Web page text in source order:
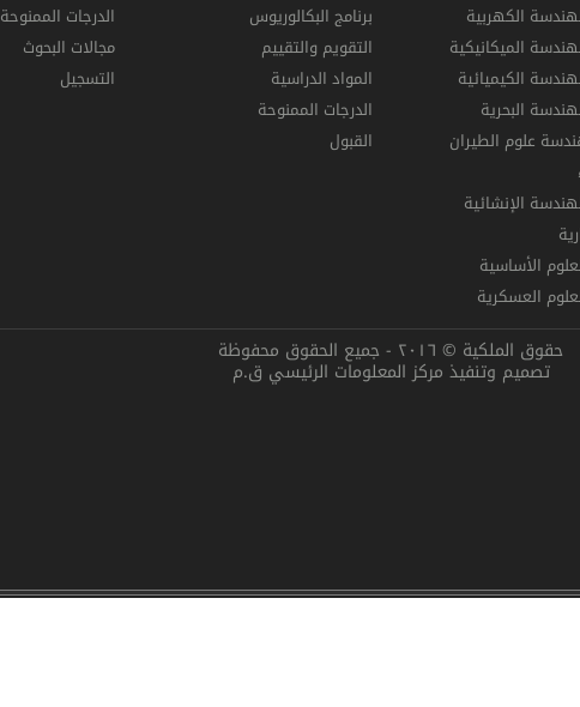
الكهربية
الميكانيكية
الكيميائية
البحرية
علوم الطيران
الإنشائية
الأساسية
العسكرية
برنامج البكالوريوس
التقويم والتقييم
المواد الدراسية
الدرجات الممنوحة
القبول
الدرجات الممنوحة
مجالات البحوث
التسجيل
حقوق الملكية © ٢٠١٦ - جميع الحقوق محفوظة
تصميم وتنفيذ مركز المعلومات الرئيسي ق.م